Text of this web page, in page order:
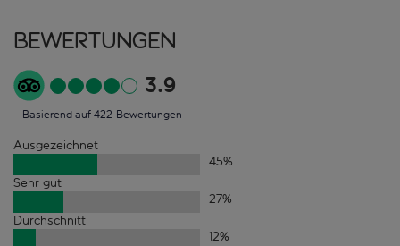
Bewertungen
3.9
Basierend auf 422 Bewertungen
Ausgezeichnet
45%
Sehr gut
27%
Durchschnitt
12%